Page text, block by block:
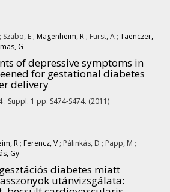
; Szabo, E ; Magenheim, R ; Furst, A ; Taenczer,
G
of depressive symptoms in
for gestational diabetes
delivery
: Suppl. 1 pp. S474-S474. (2011)
R ; Ferencz, V ; Pálinkás, D ; Papp, M ;
Gy
diabetes miatt
utánvizsgálata: